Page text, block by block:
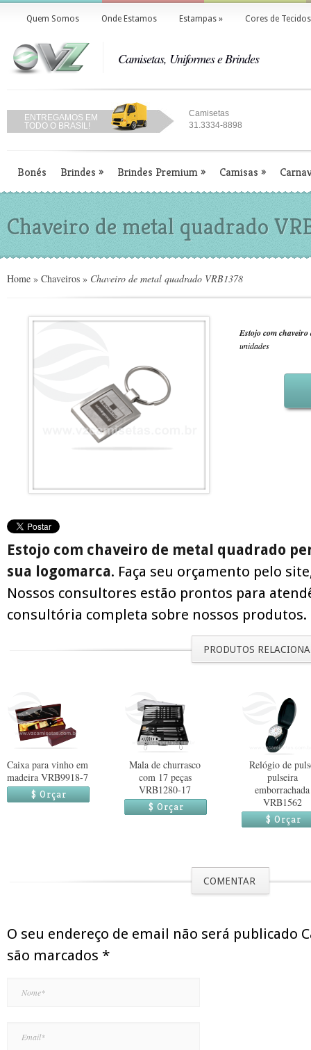
Quem Somos Onde Estamos Estampas» Cores de Tecidos
Camisetas, Uniformes e Brindes
ENTREGAMOS EM
TODO O BRASIL!
Camisetas
31.3334-8898
Bonés Brindes » Brindes Premium» Camisas »
Chaveiro de metal quadrado
Home » Chaveiros » Chaveiro de metal quadrado VRB1378
Estojo com
unidades
Estojo com chaveiro de metal quadrado
sua logomarca. Faça seu orçamento pelo
Nossos consultores estão prontos para
consultória completa sobre nossos produtos.
PRODUTOS
Caixa para vinho em
madeira VRB9918-7
$ Orçar
Mala de churrasco
com 17 peças
VRB1280-17
$ Orçar
Relógio de
pulseira
emborrachada
VRB1562
$ Orçar
COMENTAR
O seu endereço de email não será publicado
são marcados *